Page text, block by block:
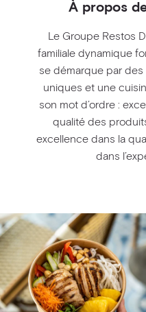
À propos
Le Groupe Restos
familiale dynamique
se démarque par
uniques et une
son mot d’ordre :
qualité des
excellence dans la
dans